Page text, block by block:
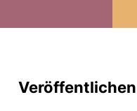
Veröffentlichen